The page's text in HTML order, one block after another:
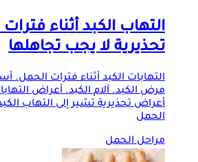
التهاب الكبد أثناء
تحذيرية لا يجب تجاهلها
التهابات الكبد أثناء فترات الحمل.
مرض الكبد. آلام الكبد. أعراض
أعراض تحذيرية تشير إلى التهاب
الحمل
مراحل الحمل